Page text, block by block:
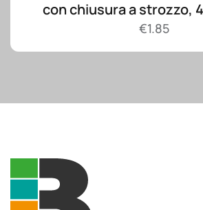
con chiusura a strozzo,
€1.85